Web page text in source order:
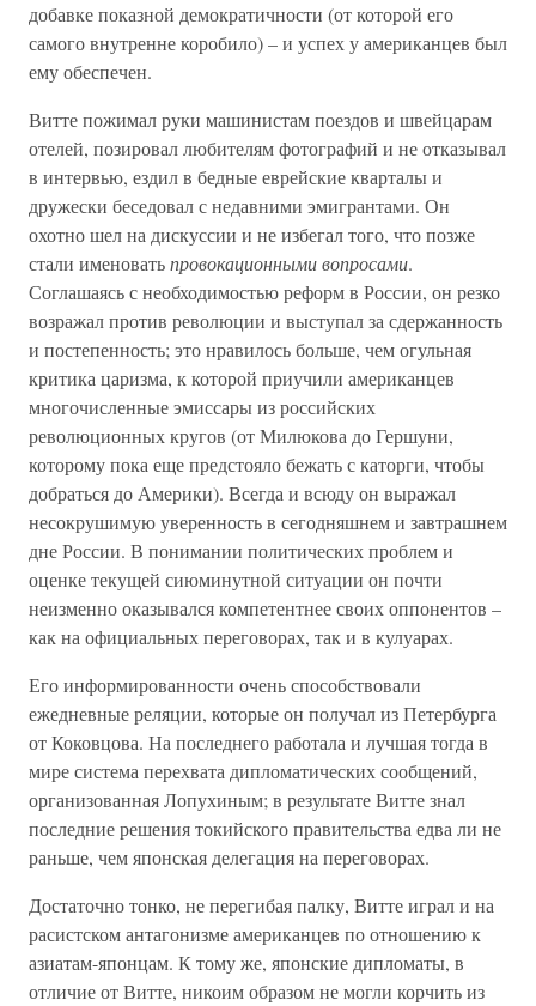
добавке показной демократичности (от которой его
самого внутренне коробило) – и успех у американцев был
ему обеспечен.
Витте пожимал руки машинистам поездов и швейцарам
отелей, позировал любителям фотографий и не отказывал
в интервью, ездил в бедные еврейские кварталы и
дружески беседовал с недавними эмигрантами. Он
охотно шел на дискуссии и не избегал того, что позже
стали именоватьпровокационными вопросами.
Соглашаясь с необходимостью реформ в России, он резко
возражал против революции и выступал за сдержанность
и постепенность; это нравилось больше, чем огульная
критика царизма, к которой приучили американцев
многочисленные эмиссары из российских
революционных кругов (от Милюкова до Гершуни,
которому пока еще предстояло бежать с каторги, чтобы
добраться до Америки). Всегда и всюду он выражал
несокрушимую уверенность в сегодняшнем и завтрашнем
дне России. В понимании политических проблем и
оценке текущей сиюминутной ситуации он почти
неизменно оказывался компетентнее своих оппонентов –
как на официальных переговорах, так и в кулуарах.
Его информированности очень способствовали
ежедневные реляции, которые он получал из Петербурга
от Коковцова. На последнего работала и лучшая тогда в
мире система перехвата дипломатических сообщений,
организованная Лопухиным; в результате Витте знал
последние решения токийского правительства едва ли не
раньше, чем японская делегация на переговорах.
Достаточно тонко, не перегибая палку, Витте играл и на
расистском антагонизме американцев по отношению к
азиатам-японцам. К тому же, японские дипломаты, в
отличие от Витте, никоим образом не могли корчить из